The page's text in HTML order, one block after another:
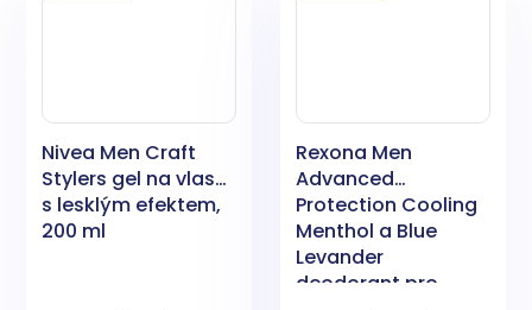
Nivea Men Craft
Stylers gel na vlasy
s lesklým efektem,
200 ml
Rexona Men
Advanced
Protection Cooling
Menthol a Blue
Levander
deodorant pro